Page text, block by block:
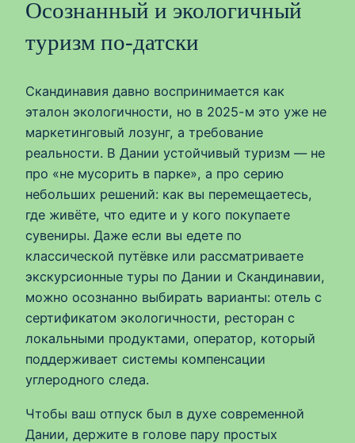
Осознанный и экологичный
туризм по-датски
Скандинавия давно воспринимается как
эталон экологичности, но в 2025-м это уже не
маркетинговый лозунг, а требование
реальности. В Дании устойчивый туризм — не
про «не мусорить в парке», а про серию
небольших решений: как вы перемещаетесь,
где живёте, что едите и у кого покупаете
сувениры. Даже если вы едете по
классической путёвке или рассматриваете
экскурсионные туры по Дании и Скандинавии,
можно осознанно выбирать варианты: отель с
сертификатом экологичности, ресторан с
локальными продуктами, оператор, который
поддерживает системы компенсации
углеродного следа.
Чтобы ваш отпуск был в духе современной
Дании, держите в голове пару простых